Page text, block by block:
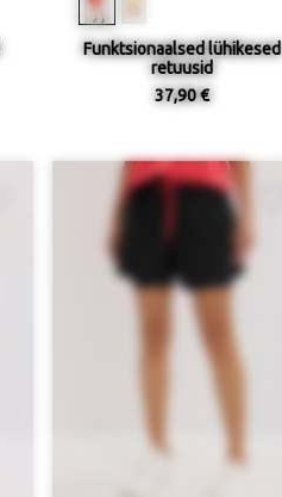
Funktsionaalsed lühikesed
retuusid
37,90 €